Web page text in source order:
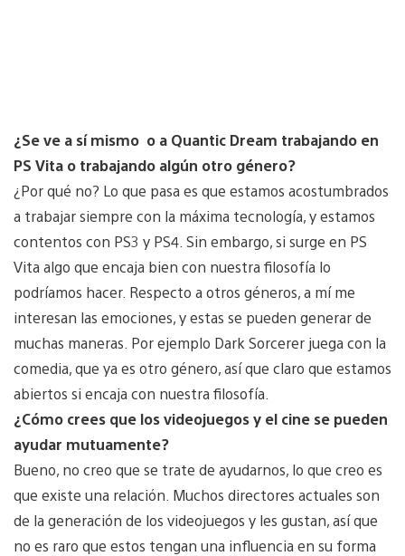
¿Se ve a sí mismo o a Quantic Dream trabajando en
PS Vita o trabajando algún otro género?
¿Por qué no? Lo que pasa es que estamos acostumbrados
a trabajar siempre con la máxima tecnología, y estamos
contentos con PS3 y PS4. Sin embargo, si surge en PS
Vita algo que encaja bien con nuestra filosofía lo
podríamos hacer. Respecto a otros géneros, a mí me
interesan las emociones, y estas se pueden generar de
muchas maneras. Por ejemplo Dark Sorcerer juega con la
comedia, que ya es otro género, así que claro que estamos
abiertos si encaja con nuestra filosofía.
¿Cómo crees que los videojuegos y el cine se pueden
ayudar mutuamente?
Bueno, no creo que se trate de ayudarnos, lo que creo es
que existe una relación. Muchos directores actuales son
de la generación de los videojuegos y les gustan, así que
no es raro que estos tengan una influencia en su forma